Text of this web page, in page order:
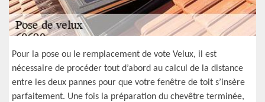
Pour la pose ou le remplacement de vote Velux, il est
nécessaire de procéder tout d’abord au calcul de la distance
entre les deux pannes pour que votre fenêtre de toit s’insère
parfaitement. Une fois la préparation du chevêtre terminée,